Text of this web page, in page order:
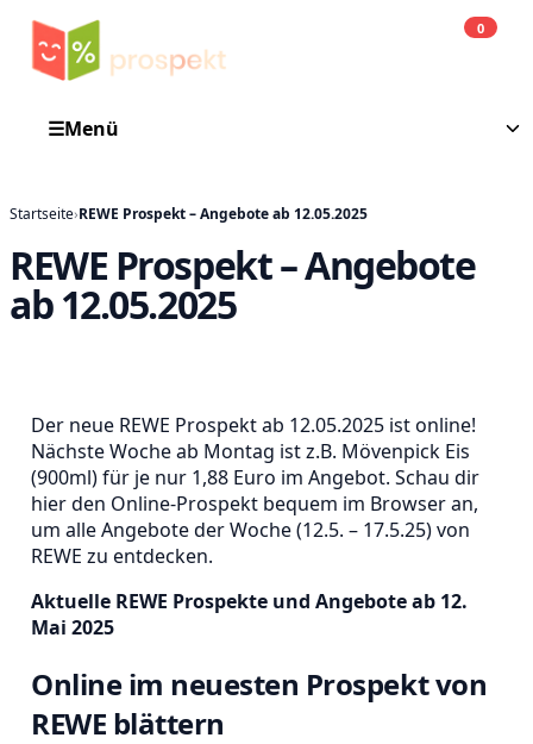
0
☰Menü
Startseite›REWE Prospekt – Angebote ab 12.05.2025
REWE Prospekt – Angebote
ab 12.05.2025
Der neue REWE Prospekt ab 12.05.2025 ist online!
Nächste Woche ab Montag ist z.B. Mövenpick Eis
(900ml) für je nur 1,88 Euro im Angebot. Schau dir
hier den Online-Prospekt bequem im Browser an,
um alle Angebote der Woche (12.5. – 17.5.25) von
REWE zu entdecken.
Aktuelle REWE Prospekte und Angebote ab 12.
Mai 2025
Online im neuesten Prospekt von
REWE blättern